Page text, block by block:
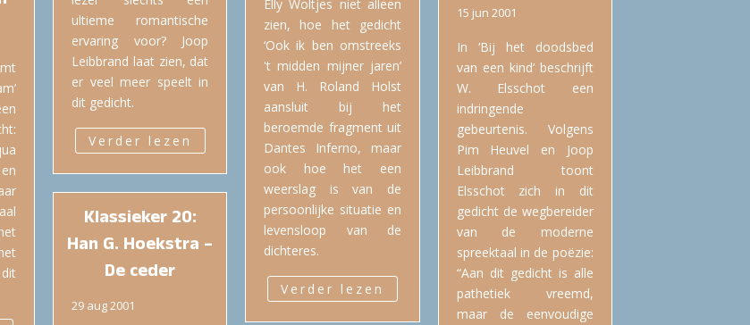
ultieme romantische
ervaring voor? Joop
Leibbrand laat zien, dat
er veel meer speelt in
dit gedicht.
Verder lezen
Elly Woltjes niet alleen
zien, hoe het gedicht
‘Ook ik ben omstreeks
't midden mijner jaren’
van H. Roland Holst
aansluit bij het
beroemde fragment uit
Dantes Inferno, maar
ook hoe het een
weerslag is van de
persoonlijke situatie en
levensloop van de
dichteres.
Verder lezen
15 jun 2001
In ‘Bij het doodsbed
van een kind’ beschrijft
W. Elsschot een
indringende
gebeurtenis. Volgens
Pim Heuvel en Joop
Leibbrand toont
Elsschot zich in dit
gedicht de wegbereider
van de moderne
spreektaal in de poëzie:
“Aan dit gedicht is alle
pathetiek vreemd,
maar de eenvoudige
Klassieker 20:
Han G. Hoekstra –
De ceder
29 aug 2001